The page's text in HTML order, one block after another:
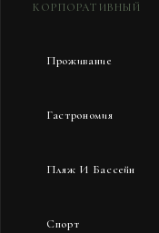
КОРПОРАТИВНЫЙ
Проживание
Гастрономия
Пляж И Бассейн
Спорт